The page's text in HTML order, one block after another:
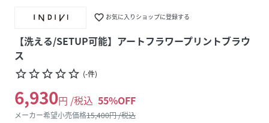
favorite_border お気に入りショップに登録する
【洗える/SETUP可能】アートフラワープリントブラウ
ス
star_borderstar_borderstar_borderstar_borderstar_border (-件)
6,930円 /税込 55%OFF
メーカー希望小売価格15,400円 /税込